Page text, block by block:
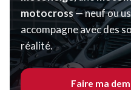
motocross— neuf ou
accompagne avec des
réalité.
Faire ma